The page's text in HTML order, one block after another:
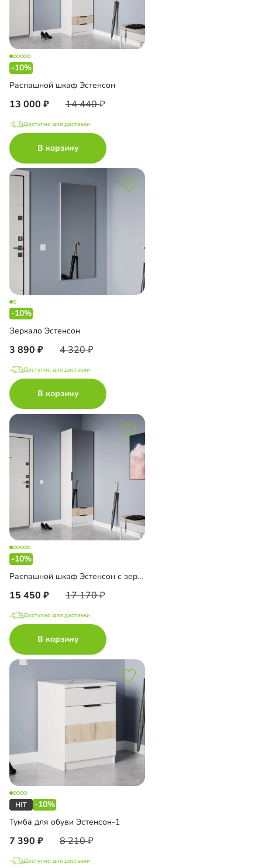
-10%
Распашной шкаф Эстенсон
13 000 14 440
Доступно для доставки
В корзину
-10%
Зеркало Эстенсон
3 890 4 320
Доступно для доставки
В корзину
-10%
Распашной шкаф Эстенсон с зеркалом
15 450 17 170
Доступно для доставки
В корзину
-10%
Тумба для обуви Эстенсон-1
7 390 8 210
Доступно для доставки